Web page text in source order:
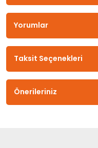
Yorumlar
Taksit Seçenekleri
Önerileriniz